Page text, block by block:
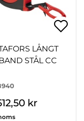
LÅNGT
STÅL CC
kr